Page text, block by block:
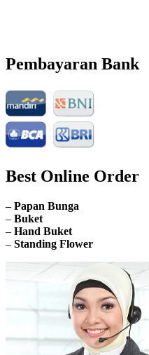
Pembayaran Bank
Best Online Order
– Papan Bunga
– Buket
– Hand Buket
– Standing Flower